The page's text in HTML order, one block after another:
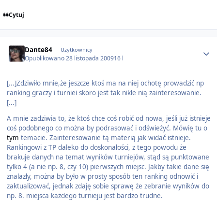
Cytuj
Dante84 Użytkownicy
Opublikowano28 listopada 200916 l
[...]Zdziwiło mnie,że jeszcze ktoś ma na niej ochotę prowadzić np
ranking graczy i turniei skoro jest tak nikłe nią zainteresowanie.
[...]
A mnie zadziwia to, że ktoś chce coś robić od nowa, jeśli już istnieje
coś podobnego co można by podrasować i odświeżyć. Mówię tu o
tym temacie. Zainteresowanie tą materią jak widać istnieje.
Rankingowi z TP daleko do doskonałości, z tego powodu że
brakuje danych na temat wyników turniejów, stąd są punktowane
tylko 4 (a nie np. 8, czy 10) pierwszych miejsc. Jakby takie dane się
znalazły, można by było w prosty sposób ten ranking odnowić i
zaktualizować, jednak zdaję sobie sprawę że zebranie wyników do
np. 8. miejsca każdego turnieju jest bardzo trudne.